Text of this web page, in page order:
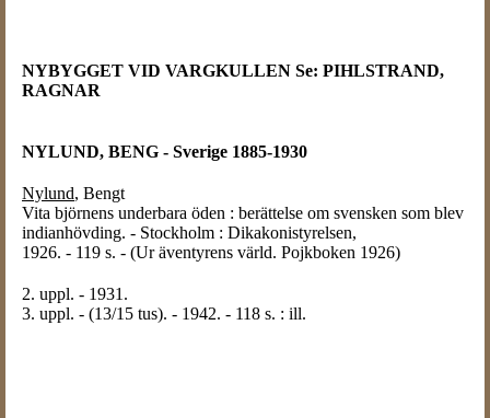
NYBYGGET VID VARGKULLEN Se: PIHLSTRAND,
RAGNAR
NYLUND, BENG - Sverige 1885-1930
Nylund, Bengt
Vita björnens underbara öden : berättelse om svensken som blev
indianhövding. - Stockholm : Dikakonistyrelsen,
1926. - 119 s. - (Ur äventyrens värld. Pojkboken 1926)
2. uppl. - 1931.
3. uppl. - (13/15 tus). - 1942. - 118 s. : ill.